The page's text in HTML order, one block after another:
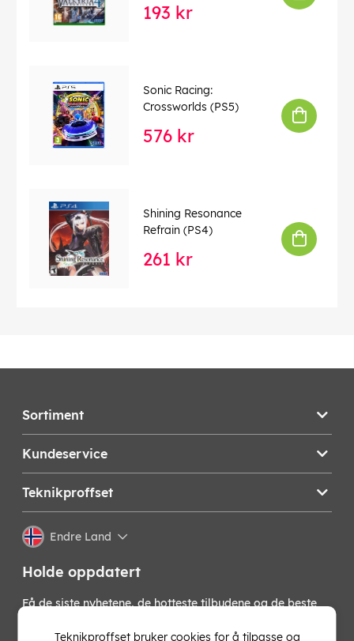
193 kr
Sonic Racing:
Crossworlds (PS5)
576 kr
Shining Resonance
Refrain (PS4)
261 kr
Sortiment
Kundeservice
Teknikproffset
Endre Land
Holde oppdatert
Få de siste nyhetene, de hotteste tilbudene og de beste
nyhetsbrev!
Teknikproffset bruker cookies for å tilpasse og